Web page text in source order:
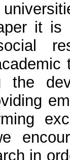
it is
the
in